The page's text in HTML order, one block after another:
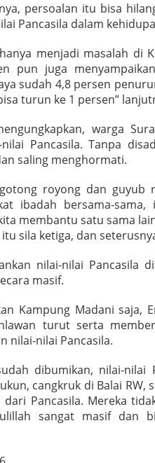
persoalan itu bisa
Pancasila dalam
menjadi masalah di
pun juga
sudah 4,8 persen
turun ke 1 persen”
warga
Pancasila. Tanpa
saling menghormati.
royong dan
ibadah bersama-
membantu satu sama
sila ketiga, dan
nilai-nilai Pancasila
masif.
Kampung Madani saja,
turut serta
nilai-nilai Pancasila.
dibumikan, nilai-
cangkruk di Balai RW,
dari Pancasila. Mereka
sangat masif dan